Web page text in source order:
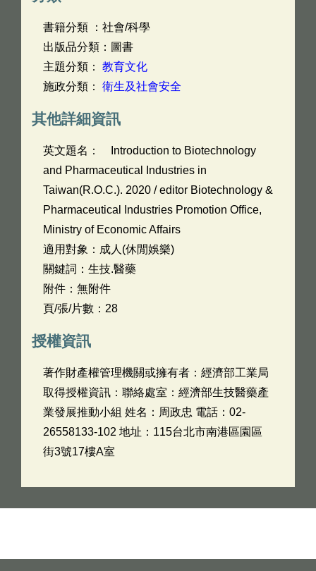
書籍分類 ：社會/科學
出版品分類：圖書
主題分類： 教育文化
施政分類： 衛生及社會安全
其他詳細資訊
英文題名：
Introduction to Biotechnology
and Pharmaceutical Industries in
Taiwan(R.O.C.). 2020 / editor Biotechnology &
Pharmaceutical Industries Promotion Office,
Ministry of Economic Affairs
適用對象：成人(休閒娛樂)
關鍵詞：生技.醫藥
附件：無附件
頁/張/片數：28
授權資訊
著作財產權管理機關或擁有者：經濟部工業局
取得授權資訊：聯絡處室：經濟部生技醫藥產
業發展推動小組 姓名：周政忠 電話：02-
26558133-102 地址：115台北市南港區園區
街3號17樓A室